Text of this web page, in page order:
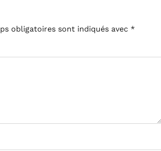
obligatoires sont indiqués avec *